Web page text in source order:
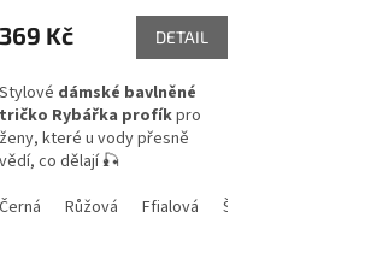
modrá Azurově modrá
369 Kč DETAIL
Stylové dámské bavlněné
tričko Rybářka profíkpro
ženy, které u vody přesně
vědí, co dělají 🎣
Černá
Růžová Ffialová Šedý melír